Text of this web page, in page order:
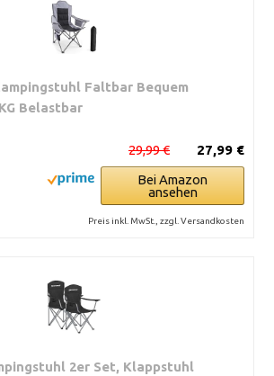
Faltbar Bequem
Belastbar
27,99 €
29,99 €
Bei Amazon
ansehen
Preis inkl. MwSt., zzgl. Versandkosten
2er Set, Klappstuhl